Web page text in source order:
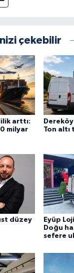
çekebilir
arttı:
milyar
Dereköy
Ton altı
düzey
Eyüp
Doğu
sefere